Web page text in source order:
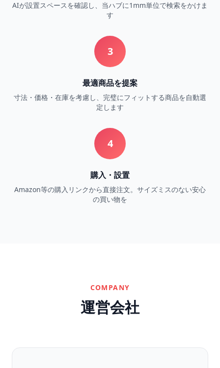
AIが設置スペースを確認し、当ハブに1mm単位で検索をかけま
す
3
最適商品を提案
寸法・価格・在庫を考慮し、完璧にフィットする商品を自動選
定します
4
購入・設置
Amazon等の購入リンクから直接注文。サイズミスのない安心
の買い物を
COMPANY
運営会社